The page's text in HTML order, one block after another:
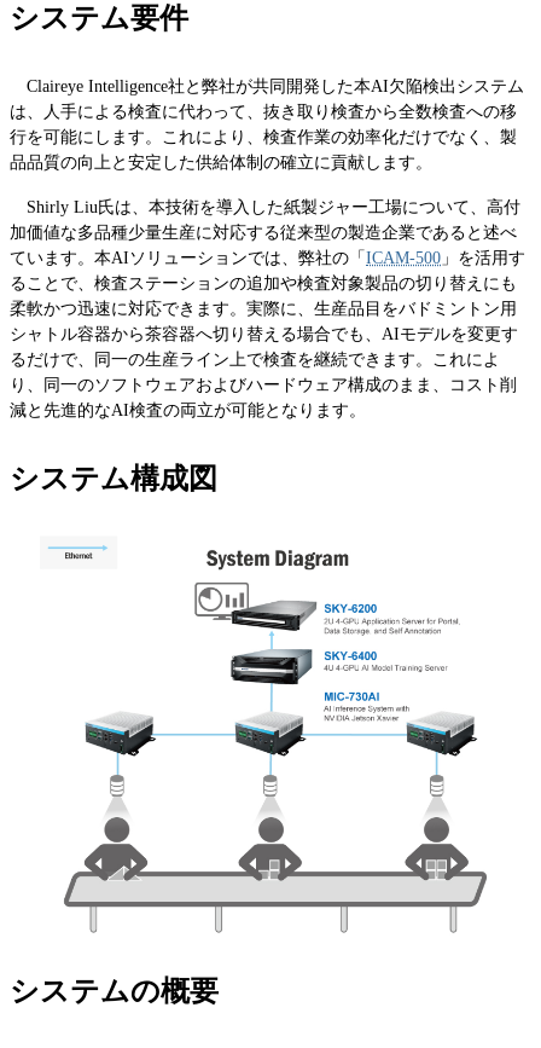
システム要件
Claireye Intelligence社と弊社が共同開発した本AI欠陥検出システム
は、人手による検査に代わって、抜き取り検査から全数検査への移
行を可能にします。これにより、検査作業の効率化だけでなく、製
品品質の向上と安定した供給体制の確立に貢献します。
Shirly Liu氏は、本技術を導入した紙製ジャー工場について、高付
加価値な多品種少量生産に対応する従来型の製造企業であると述べ
ています。本AIソリューションでは、弊社の「 ICAM-500 」を活用す
ることで、検査ステーションの追加や検査対象製品の切り替えにも
柔軟かつ迅速に対応できます。実際に、生産品目をバドミントン用
シャトル容器から茶容器へ切り替える場合でも、AIモデルを変更す
るだけで、同一の生産ライン上で検査を継続できます。これによ
り、同一のソフトウェアおよびハードウェア構成のまま、コスト削
減と先進的なAI検査の両立が可能となります。
システム構成図
システムの概要